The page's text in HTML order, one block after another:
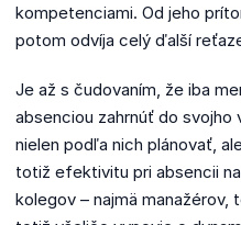
kompetenciami. Od jeho
potom odvíja celý ďalší
Je až s čudovaním, že iba
absenciou zahrnúť do svojho
nielen podľa nich plánovať,
totiž efektivitu pri absencii
kolegov – najmä